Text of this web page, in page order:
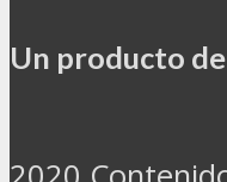
Un producto de